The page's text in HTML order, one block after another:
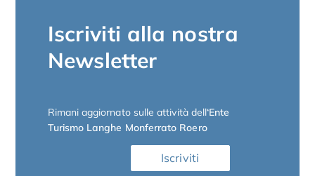
Iscriviti alla nostra
Newsletter
Rimani aggiornato sulle attività dell‘Ente
Turismo Langhe Monferrato Roero
Iscriviti